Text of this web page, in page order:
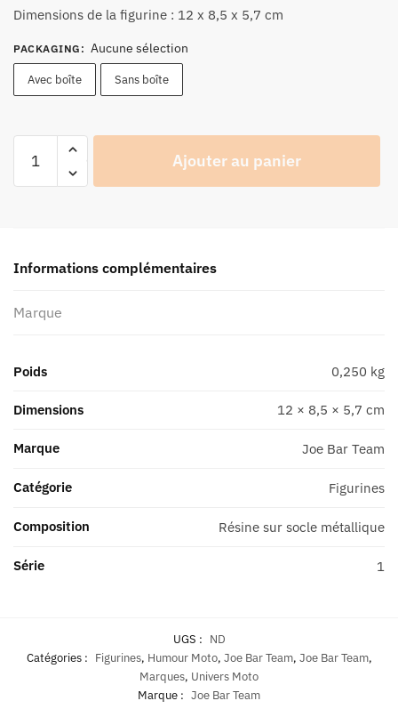
à
Dimensions de la figurine : 12 x 8,5 x 5,7 cm
PACKAGING : Aucune sélection
Avec boîte Sans boîte
Figurine
Honda
CB
Série
Ajouter au panier
Informations complémentaires
Marque
Poids 0,250 kg
Dimensions 12 × 8,5 × 5,7 cm
Marque Joe Bar Team
Catégorie Figurines
Composition Résine sur socle métallique
Série 1
UGS : ND
Catégories : Figurines, Humour Moto, Joe Bar Team, Joe Bar Team,
Marques, Univers Moto
Marque : Joe Bar Team